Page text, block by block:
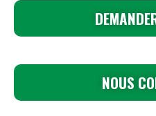
NOUS